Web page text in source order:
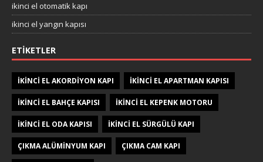
ikinci el otomatik kapı
ikinci el yangın kapısı
ETIKETLER
IKINCI EL AKORDIYON KAPI IKINCI EL APARTMAN KAPISI
IKINCI EL BAHÇE KAPISI IKINCI EL KEPENK MOTORU
IKINCI EL ODA KAPISI IKINCI EL SÜRGÜLÜ KAPI
ÇIKMA ALÜMINYUM KAPI ÇIKMA CAM KAPI